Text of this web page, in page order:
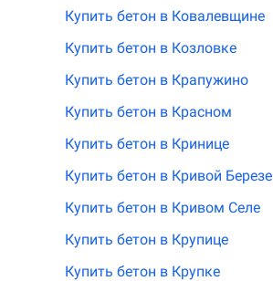
Купить бетон в Ковалевщине
Купить бетон в Козловке
Купить бетон в Крапужино
Купить бетон в Красном
Купить бетон в Кринице
Купить бетон в Кривой Березе
Купить бетон в Кривом Селе
Купить бетон в Крупице
Купить бетон в Крупке